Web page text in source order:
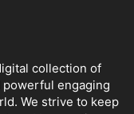
collection of
engaging
We strive to keep